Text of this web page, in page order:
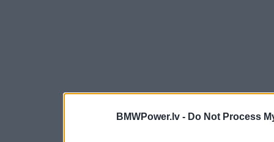
BMWPower.lv - Do Not Process